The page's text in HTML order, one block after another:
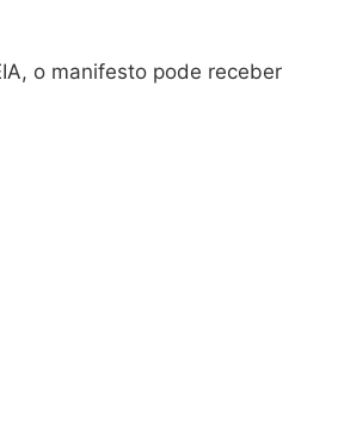
o manifesto pode receber